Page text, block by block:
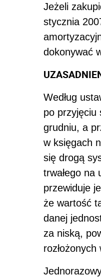
Jeżeli
stycznia
dokonywać
Według
po przyjęciu
grudniu, a
w księgach
się drogą
trwałego
przewiduje
że wartość
danej
za niską,
rozłożonych